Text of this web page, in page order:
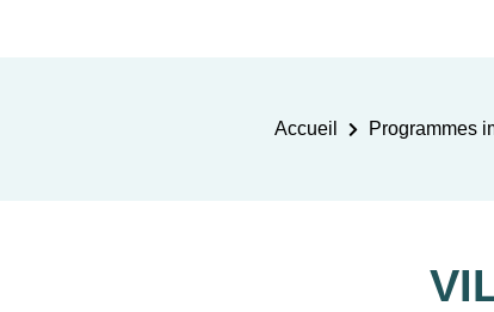
Accueil Programmes